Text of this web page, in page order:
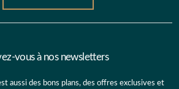
vous à nos newsletters
aussi des bons plans, des offres exclusives et